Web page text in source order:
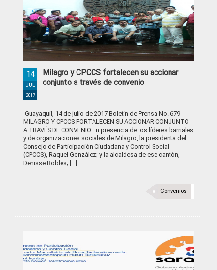
Milagro y CPCCS fortalecen su accionar
conjunto a través de convenio
14
JUL
2017
Guayaquil, 14 de julio de 2017 Boletín de Prensa No. 679
MILAGRO Y CPCCS FORTALECEN SU ACCIONAR CONJUNTO
A TRAVÉS DE CONVENIO En presencia de los líderes barriales
y de organizaciones sociales de Milagro, la presidenta del
Consejo de Participación Ciudadana y Control Social
(CPCCS), Raquel González; y la alcaldesa de ese cantón,
Denisse Robles; […]
Convenios